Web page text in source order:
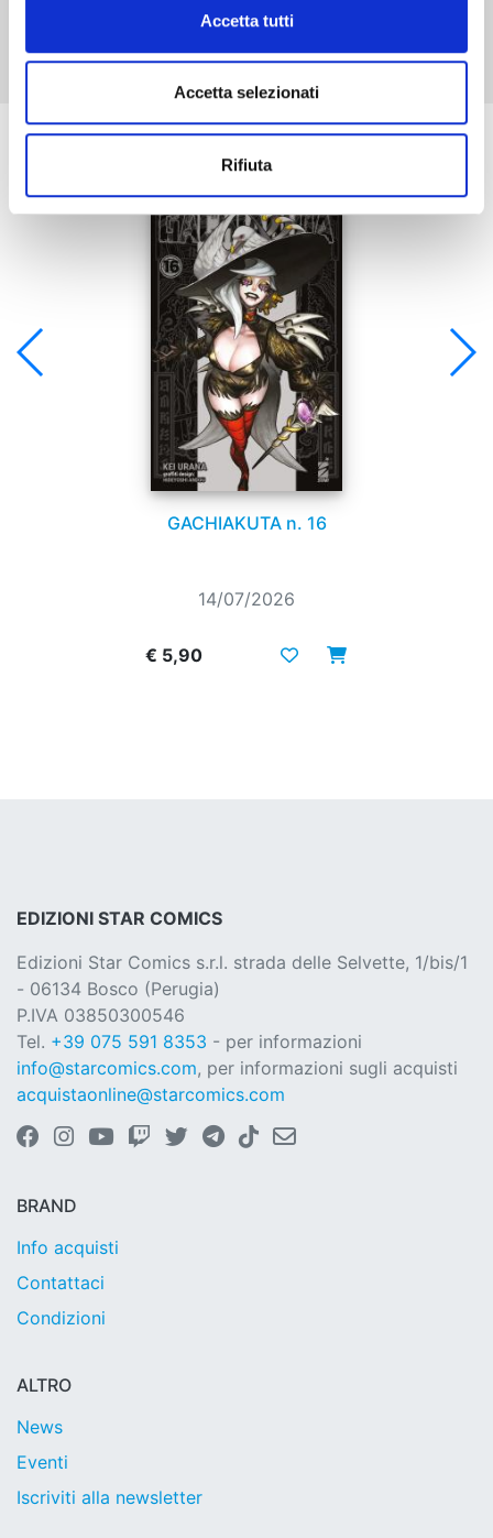
Accetta tutti
Accetta selezionati
Rifiuta
Mostra tutto
Se ti è piaciuto prova anche:
GACHIAKUTA n. 16
14/07/2026
€ 5,90
EDIZIONI STAR COMICS
Edizioni Star Comics s.r.l. strada delle Selvette, 1/bis/1
- 06134 Bosco (Perugia)
P.IVA 03850300546
Tel. +39 075 591 8353 - per informazioni
info@starcomics.com, per informazioni sugli acquisti
acquistaonline@starcomics.com
BRAND
Info acquisti
Contattaci
Condizioni
ALTRO
News
Eventi
Iscriviti alla newsletter